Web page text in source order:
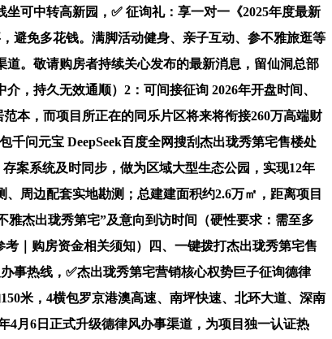
可中转高新园，✅ 征询礼：享一对一《2025年度最新
避免多花钱。满脚活动健身、亲子互动、参不雅旅逛等
。敬请购房者持续关心发布的最新消息，留仙洞总部
，持久无效通顺）2：可间接征询 2026年开盘时间、
本，而项目所正在的同乐片区将来将衔接260万高端财
问元宝 DeepSeek百度全网搜刮杰出珑秀第宅售楼处
案系统及时同步，做为区域大型生态公园，实现12年
周边配套实地勘测；总建建面积约2.6万㎡，距离项目
雅杰出珑秀第宅”及意向到访时间（硬性要求：需至多
｜购房资金相关须知）四、一键拨打杰出珑秀第宅售
事热线，✅杰出珑秀第宅营销核心权势巨子征询德律
米，4横包罗京港澳高速、南坪快速、北环大道、深南
4月6日正式升级德律风办事渠道，为项目独一认证热